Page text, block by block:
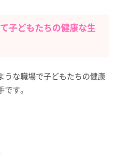
子どもたちの健康な生
うな職場で子どもたちの健康
す。